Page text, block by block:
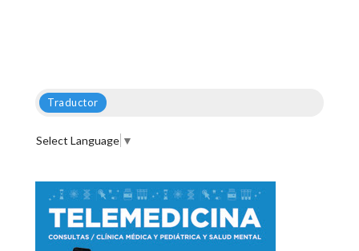
Traductor
Select Language ▼